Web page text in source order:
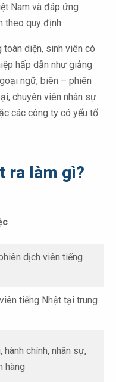
Nam và đáp ứng
theo quy định.
toàn diện, sinh viên có
hấp dẫn như giảng
ngữ, biên – phiên
chuyên viên nhân sự
các công ty có yếu tố
ra làm gì?
dịch viên tiếng
tiếng Nhật tại trung
chính, nhân sự,
hàng